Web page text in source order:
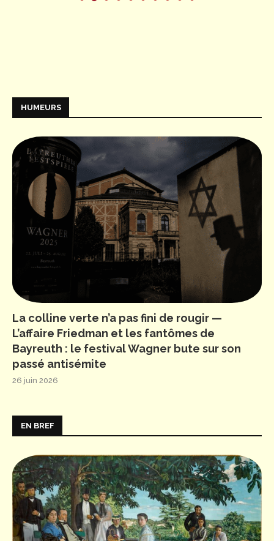
HUMEURS
La colline verte n’a pas fini de rougir —
L’affaire Friedman et les fantômes de
Bayreuth : le festival Wagner bute sur son
passé antisémite
26 juin 2026
EN BREF